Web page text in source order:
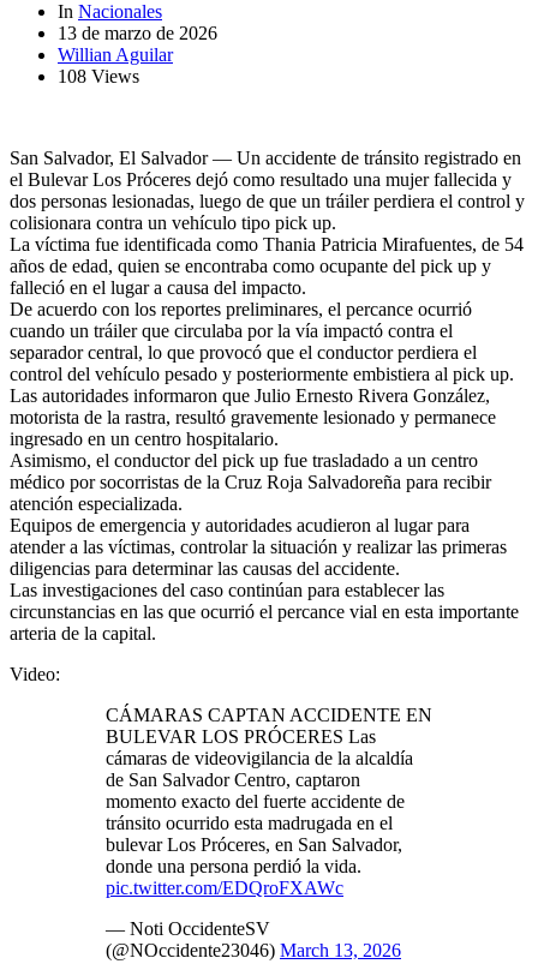
In Nacionales
13 de marzo de 2026
Willian Aguilar
108 Views
San Salvador, El Salvador — Un accidente de tránsito registrado en
el Bulevar Los Próceres dejó como resultado una mujer fallecida y
dos personas lesionadas, luego de que un tráiler perdiera el control y
colisionara contra un vehículo tipo pick up.
La víctima fue identificada como Thania Patricia Mirafuentes, de 54
años de edad, quien se encontraba como ocupante del pick up y
falleció en el lugar a causa del impacto.
De acuerdo con los reportes preliminares, el percance ocurrió
cuando un tráiler que circulaba por la vía impactó contra el
separador central, lo que provocó que el conductor perdiera el
control del vehículo pesado y posteriormente embistiera al pick up.
Las autoridades informaron que Julio Ernesto Rivera González,
motorista de la rastra, resultó gravemente lesionado y permanece
ingresado en un centro hospitalario.
Asimismo, el conductor del pick up fue trasladado a un centro
médico por socorristas de la Cruz Roja Salvadoreña para recibir
atención especializada.
Equipos de emergencia y autoridades acudieron al lugar para
atender a las víctimas, controlar la situación y realizar las primeras
diligencias para determinar las causas del accidente.
Las investigaciones del caso continúan para establecer las
circunstancias en las que ocurrió el percance vial en esta importante
arteria de la capital.
Video:
CÁMARAS CAPTAN ACCIDENTE EN
BULEVAR LOS PRÓCERES Las
cámaras de videovigilancia de la alcaldía
de San Salvador Centro, captaron
momento exacto del fuerte accidente de
tránsito ocurrido esta madrugada en el
bulevar Los Próceres, en San Salvador,
donde una persona perdió la vida.
pic.twitter.com/EDQroFXAWc
— Noti OccidenteSV
(@NOccidente23046) March 13, 2026